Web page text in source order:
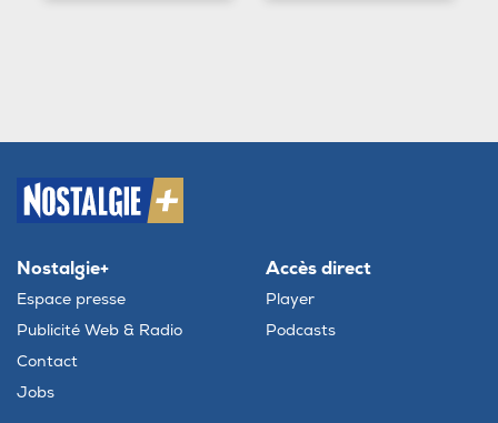
Nostalgie+
Espace presse
Publicité Web & Radio
Contact
Jobs
Accès direct
Player
Podcasts